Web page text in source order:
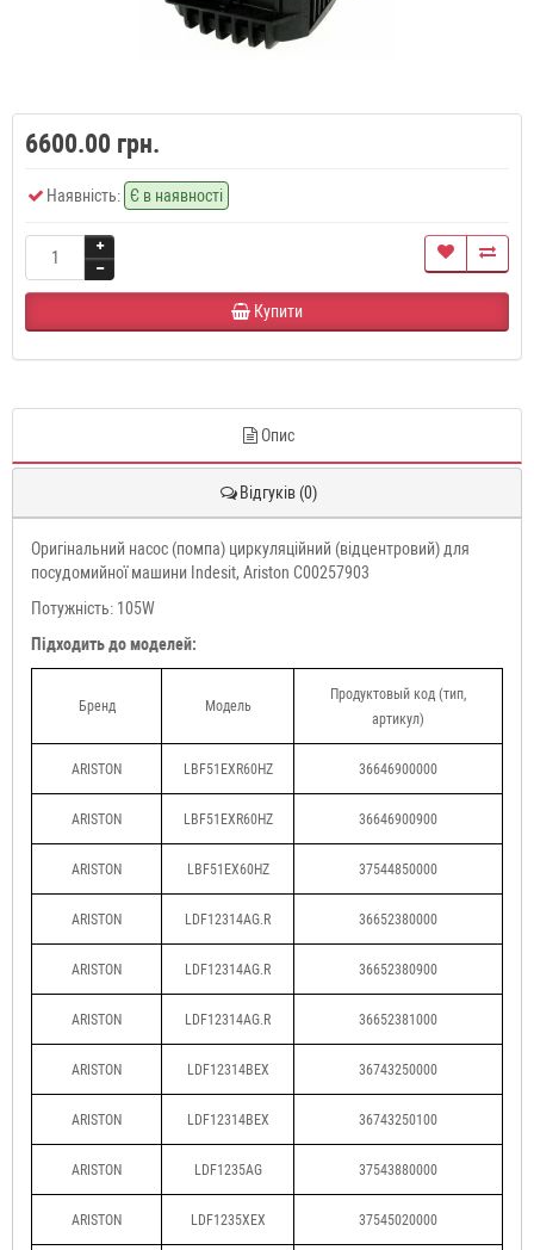
6600.00 грн.
Наявність: Є в наявності
Купити
Опис
Відгуків (0)
Оригінальний насос (помпа) циркуляційний (відцентровий) для
посудомийної машини Indesit, Ariston C00257903
Потужність: 105W
Підходить до моделей:
Бренд Модель
Продуктовый код (тип,
артикул)
ARISTON LBF51EXR60HZ 36646900000
ARISTON LBF51EXR60HZ 36646900900
ARISTON LBF51EX60HZ 37544850000
ARISTON LDF12314AG.R 36652380000
ARISTON LDF12314AG.R 36652380900
ARISTON LDF12314AG.R 36652381000
ARISTON LDF12314BEX 36743250000
ARISTON LDF12314BEX 36743250100
ARISTON LDF1235AG 37543880000
ARISTON LDF1235XEX 37545020000